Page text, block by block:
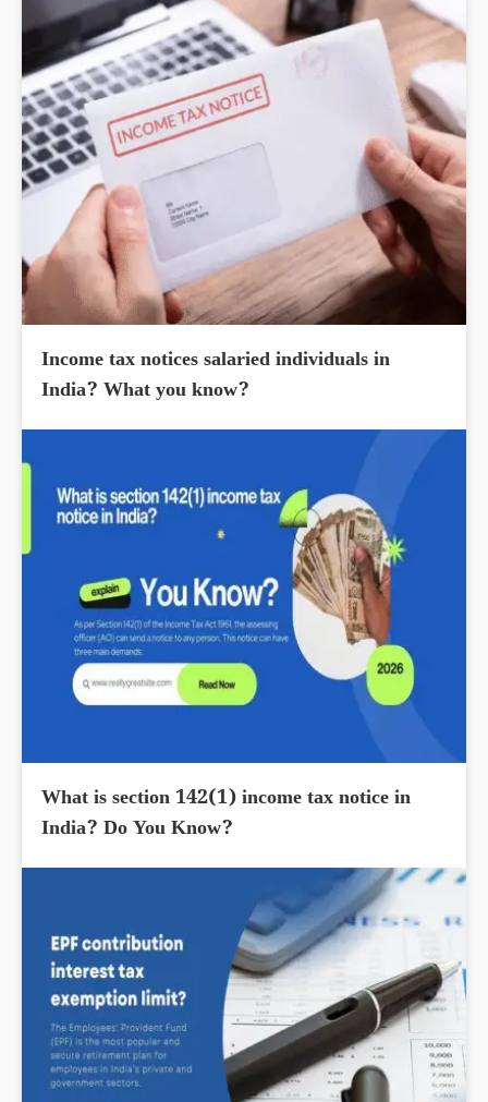
Income tax notices salaried individuals in
India? What you know?
What is section 142(1) income tax notice in
India? Do You Know?